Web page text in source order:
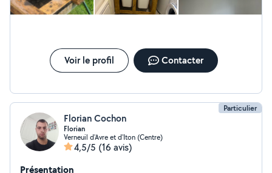
Voir le profil Contacter
Particulier
Florian Cochon
Florian
Verneuil d'Avre et d'Iton (Centre)
4,5/5 (16 avis)
Présentation